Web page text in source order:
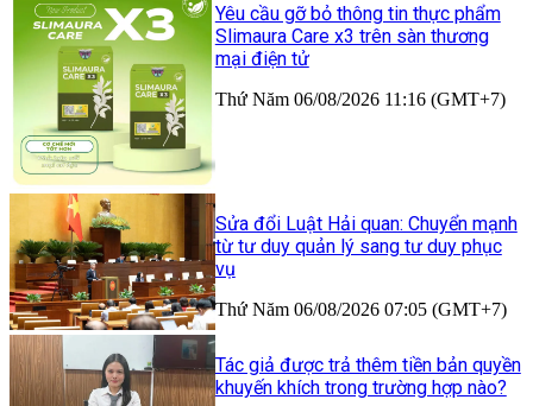
Yêu cầu gỡ bỏ thông tin thực phẩm
Slimaura Care x3 trên sàn thương
mại điện tử
Thứ Năm 06/08/2026 11:16 (GMT+7)
Sửa đổi Luật Hải quan: Chuyển mạnh
từ tư duy quản lý sang tư duy phục
vụ
Thứ Năm 06/08/2026 07:05 (GMT+7)
Tác giả được trả thêm tiền bản quyền
khuyến khích trong trường hợp nào?